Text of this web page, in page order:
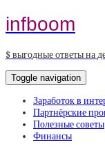
infboom
$ выгодные ответы на
Toggle navigation
Заработок в
Партнёрские
Полезные советы
Финансы